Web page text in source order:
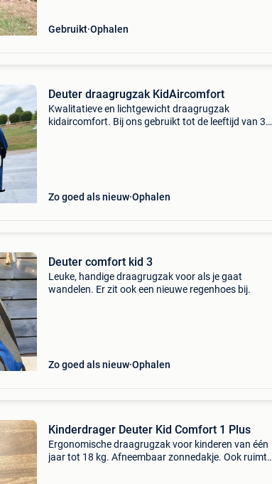
Gebruikt Ophalen
Deuter draagrugzak KidAircomfort
Kwalitatieve en lichtgewicht draagrugzak
kidaircomfort. Bij ons gebruikt tot de leeftijd van 3
Zo goed als nieuw Ophalen
Deuter comfort kid 3
Leuke, handige draagrugzak voor als je gaat
wandelen. Er zit ook een nieuwe regenhoes bij.
Zo goed als nieuw Ophalen
Kinderdrager Deuter Kid Comfort 1 Plus
Ergonomische draagrugzak voor kinderen van één
jaar tot 18 kg. Afneembaar zonnedakje. Ook ruimte